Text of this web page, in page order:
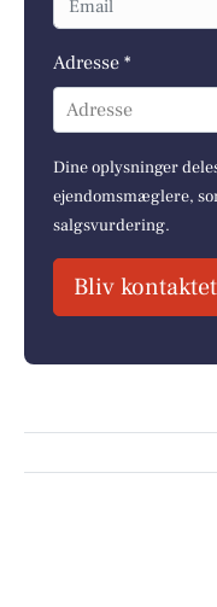
Adresse *
Adresse
Dine oplysninger
ejendomsmæglere,
salgsvurdering.
Bliv kontaktet